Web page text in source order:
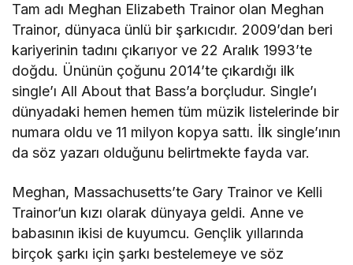
Tam adı Meghan Elizabeth Trainor olan Meghan
Trainor, dünyaca ünlü bir şarkıcıdır. 2009’dan beri
kariyerinin tadını çıkarıyor ve 22 Aralık 1993’te
doğdu. Ününün çoğunu 2014’te çıkardığı ilk
single’ı All About that Bass’a borçludur. Single’ı
dünyadaki hemen hemen tüm müzik listelerinde bir
numara oldu ve 11 milyon kopya sattı. İlk single’ının
da söz yazarı olduğunu belirtmekte fayda var.
Meghan, Massachusetts’te Gary Trainor ve Kelli
Trainor’un kızı olarak dünyaya geldi. Anne ve
babasının ikisi de kuyumcu. Gençlik yıllarında
birçok şarkı için şarkı bestelemeye ve söz